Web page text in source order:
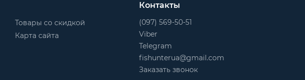
Товары со скидкой
Карта сайта
Контакты
(097) 569-50-51
Viber
Telegram
fishunterua@gmail.com
Заказать звонок